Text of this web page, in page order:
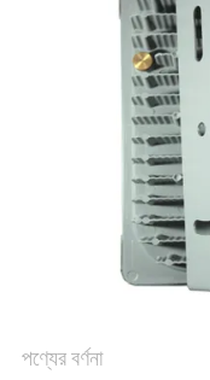
PRIVACY
পণ্যের বর্ণনা